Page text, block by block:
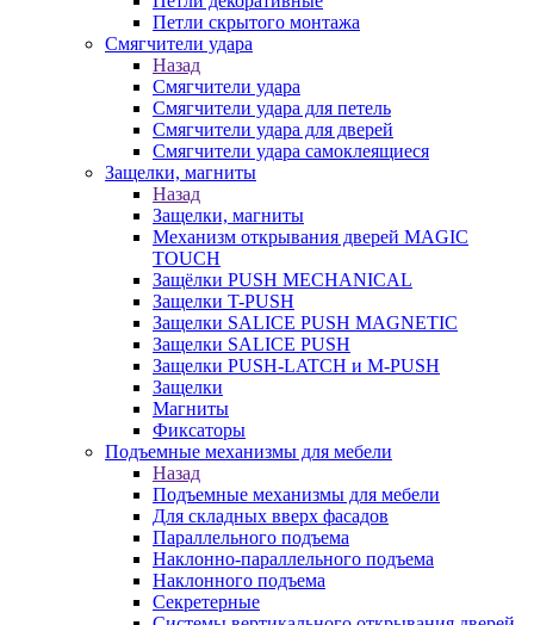
Петли скрытого монтажа
Смягчители удара
Назад
Смягчители удара
Смягчители удара для петель
Смягчители удара для дверей
Cмягчители удара самоклеящиеся
Защелки, магниты
Назад
Защелки, магниты
Механизм открывания дверей MAGIC
TOUCH
Защёлки PUSH MECHANICAL
Защелки T-PUSH
Защелки SALICE PUSH MAGNETIC
Защелки SALICE PUSH
Защелки PUSH-LATCH и M-PUSH
Защелки
Магниты
Фиксаторы
Подъемные механизмы для мебели
Назад
Подъемные механизмы для мебели
Для складных вверх фасадов
Параллельного подъема
Наклонно-параллельного подъема
Наклонного подъема
Секретерные